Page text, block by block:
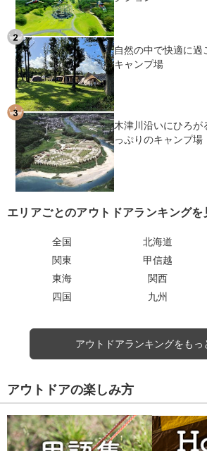
自然の中で快適に過
キャンプ場
木津川沿いにひろが
っぷりのキャンプ場
エリアごとのアウトドアランキングを
全国 北海道
関東
甲信越
東海
関西
四国
九州
アウトドアランキングをもっ
アウトドアの楽しみ方